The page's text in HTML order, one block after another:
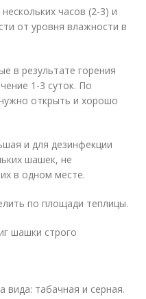
часов (2-3) и
от уровня влажности в
в результате горения
1-3 суток. По
открыть и хорошо
и для дезинфекции
шашек, не
в одном месте.
по площади теплицы.
шашки строго
табачная и серная.